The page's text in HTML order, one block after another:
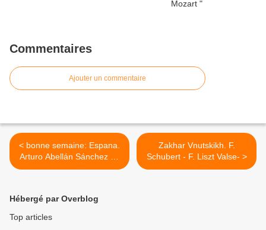
Commentaires
Ajouter un commentaire
< bonne semaine: Espana.
Arturo Abellán Sánchez 17
ans .
Zakhar Vnutskikh. F.
Schubert - F. Liszt Valse- >
Hébergé par Overblog
Top articles